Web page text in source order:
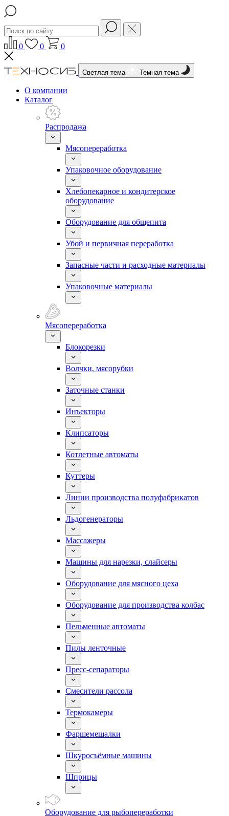
0 0 0
Светлая тема Темная тема
О компании
Каталог
Распродажа
Мясопереработка
Упаковочное оборудование
Хлебопекарное и кондитерское
оборудование
Оборудование для общепита
Убой и первичная переработка
Запасные части и расходные материалы
Упаковочные материалы
Мясопереработка
Блокорезки
Волчки, мясорубки
Заточные станки
Инъекторы
Клипсаторы
Котлетные автоматы
Куттеры
Линии производства полуфабрикатов
Льдогенераторы
Массажеры
Машины для нарезки, слайсеры
Оборудование для мясного цеха
Оборудование для производства колбас
Пельменные автоматы
Пилы ленточные
Пресс-сепараторы
Смесители рассола
Термокамеры
Фаршемешалки
Шкуросъёмные машины
Шприцы
Оборудование для рыбопереработки